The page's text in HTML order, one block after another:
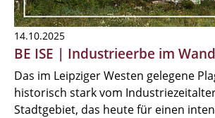
14.10.2025
BE ISE | Industrieerbe im
Das im Leipziger Westen gelegene
historisch stark vom
Stadtgebiet, das heute für einen